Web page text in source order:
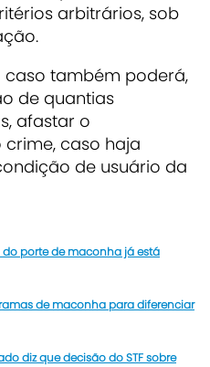
arbitrários, sob
caso também poderá,
de quantias
afastar o
caso haja
de usuário da
do porte de maconha já está
de maconha para diferenciar
diz que decisão do STF sobre